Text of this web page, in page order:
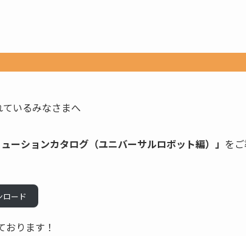
いるみなさまへ
ーションカタログ（ユニバーサルロボット編）」 を
ロード
ります！